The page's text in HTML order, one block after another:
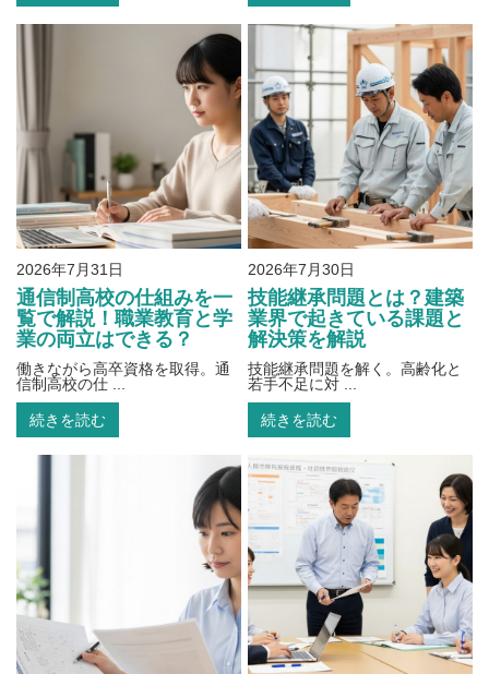
2026年7月31日
通信制高校の仕組みを一
覧で解説！職業教育と学
業の両立はできる？
働きながら高卒資格を取得。通
信制高校の仕 ...
続きを読む
2026年7月30日
技能継承問題とは？建築
業界で起きている課題と
解決策を解説
技能継承問題を解く。高齢化と
若手不足に対 ...
続きを読む